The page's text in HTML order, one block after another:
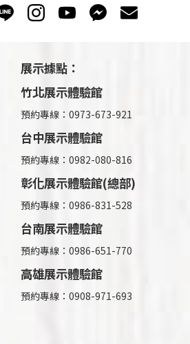
展示據點：
竹北展示體驗館
預約專線：0973-673-921
台中展示體驗館
預約專線：0982-080-816
彰化展示體驗館(總部)
預約專線： 0986-831-528
台南展示體驗館
預約專線：0986-651-770
高雄展示體驗館
預約專線： 0908-971-693